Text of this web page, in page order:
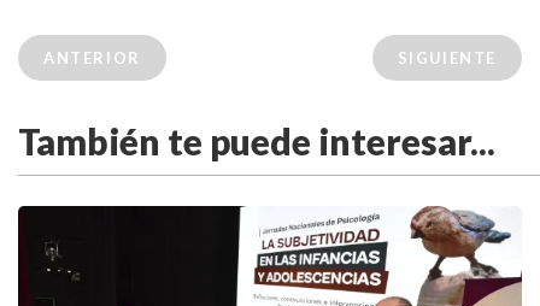
ANTERIOR SIGUIENTE
También te puede interesar...